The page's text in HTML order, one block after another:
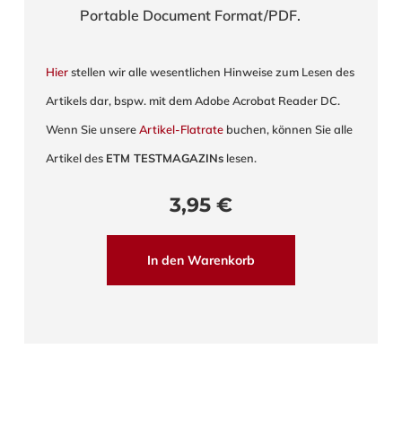
Portable Document Format/PDF.
Hierstellen wir alle wesentlichen Hinweise zum Lesen des
Artikels dar, bspw. mit dem Adobe Acrobat Reader DC.
Wenn Sie unsereArtikel-Flatrate buchen, können Sie alle
Artikel des ETM TESTMAGAZINs lesen.
3,95 €
In den Warenkorb